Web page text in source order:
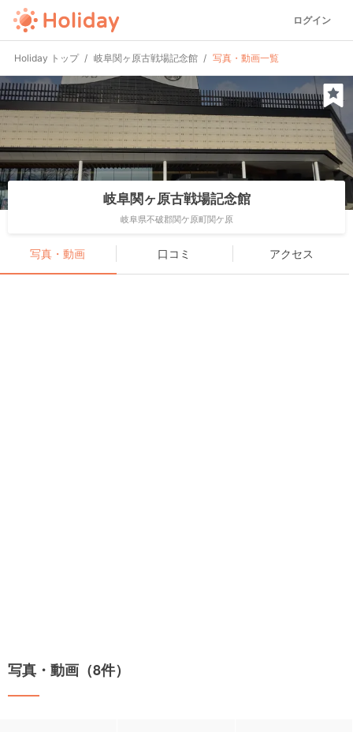
ログイン
Holiday トップ 岐阜関ヶ原古戦場記念館 写真・動画一覧
岐阜関ヶ原古戦場記念館
岐阜県不破郡関ケ原町関ケ原
写真・動画 口コミ アクセス
写真・動画（8件）